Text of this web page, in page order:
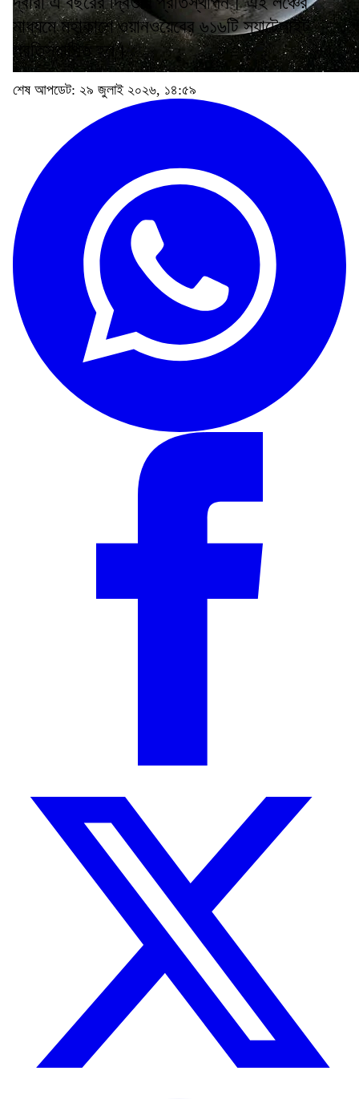
মাধ্যমে মহাকাশে ওয়ানওয়েবের ৬১৬টি স্যাটেলাইট
প্রতিস্থাপিত হল।
শেষ আপডেট: ২৯ জুলাই ২০২৬, ১৪:৫৯